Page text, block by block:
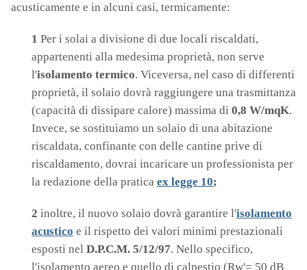
acusticamente e in alcuni casi, termicamente:
1 Per i solai a divisione di due locali riscaldati,
appartenenti alla medesima proprietà, non serve
l'isolamento termico. Viceversa, nel caso di differenti
proprietà, il solaio dovrà raggiungere una trasmittanza
(capacità di dissipare calore) massima di 0,8 W/mqK.
Invece, se sostituiamo un solaio di una abitazione
riscaldata, confinante con delle cantine prive di
riscaldamento, dovrai incaricare un professionista per
la redazione della pratica ex legge 10;
2 inoltre, il nuovo solaio dovrà garantire l'isolamento
acustico e il rispetto dei valori minimi prestazionali
esposti nel D.P.C.M. 5/12/97. Nello specifico,
l'isolamento aereo e quello di calpestio (Rw'= 50 dB